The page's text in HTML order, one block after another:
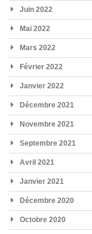
Juin 2022
Mai 2022
Mars 2022
Février 2022
Janvier 2022
Décembre 2021
Novembre 2021
Septembre 2021
Avril 2021
Janvier 2021
Décembre 2020
Octobre 2020